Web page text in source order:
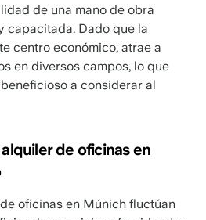
de una mano de obra
capacitada. Dado que la
centro económico, atrae a
en diversos campos, lo que
a considerar al
de oficinas en
oficinas en Múnich fluctúan